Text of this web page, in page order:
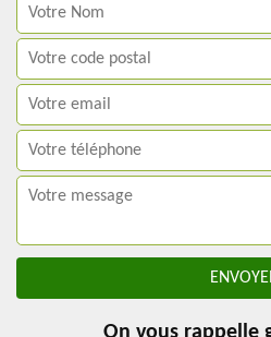
On vous rappelle